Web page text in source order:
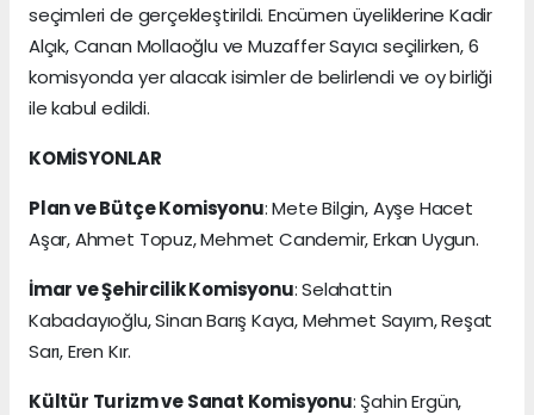
seçimleri de gerçekleştirildi. Encümen üyeliklerine Kadir
Alçık, Canan Mollaoğlu ve Muzaffer Sayıcı seçilirken, 6
komisyonda yer alacak isimler de belirlendi ve oy birliği
ile kabul edildi.
KOMİSYONLAR
Plan ve Bütçe Komisyonu: Mete Bilgin, Ayşe Hacet
Aşar, Ahmet Topuz, Mehmet Candemir, Erkan Uygun.
İmar ve Şehircilik Komisyonu: Selahattin
Kabadayıoğlu, Sinan Barış Kaya, Mehmet Sayım, Reşat
Sarı, Eren Kır.
Kültür Turizm ve Sanat Komisyonu: Şahin Ergün,